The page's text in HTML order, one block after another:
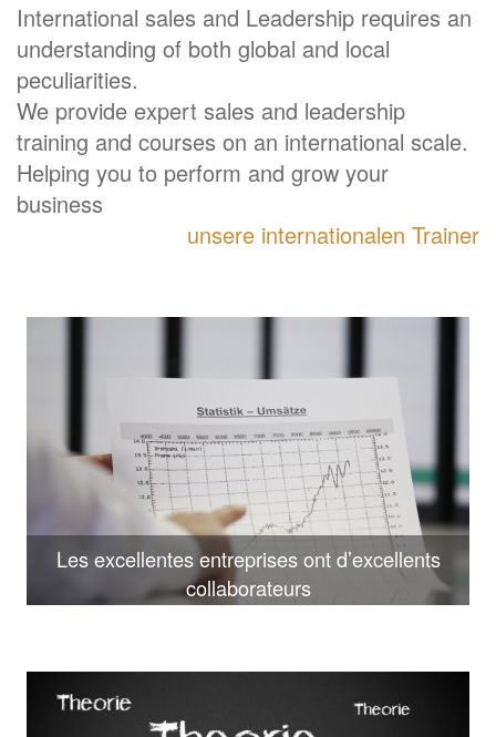
International sales and Leadership requires an
understanding of both global and local
peculiarities.
We provide expert sales and leadership
training and courses on an international scale.
Helping you to perform and grow your
business
unsere internationalen Trainer
Les excellentes entreprises ont d’excellents
collaborateurs